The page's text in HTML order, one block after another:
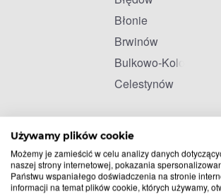
Używamy plików cookie
Możemy je zamieścić w celu analizy danych
naszej strony internetowej, pokazania
Państwu wspaniałego doświadczenia na stronie
informacji na temat plików cookie, których używamy,
Błonie
Brwinów
Bulkowo-Kolonia
Celestynów